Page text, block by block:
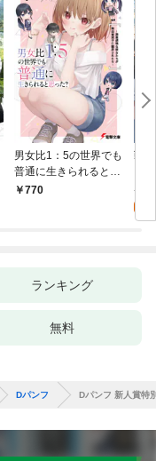
男女比1：5の世界でも
普通に生きられると思
った？ ～激重感情な
770
戦
活
特
ランキング
無料
Dパンフ Dパンフ 新人賞特